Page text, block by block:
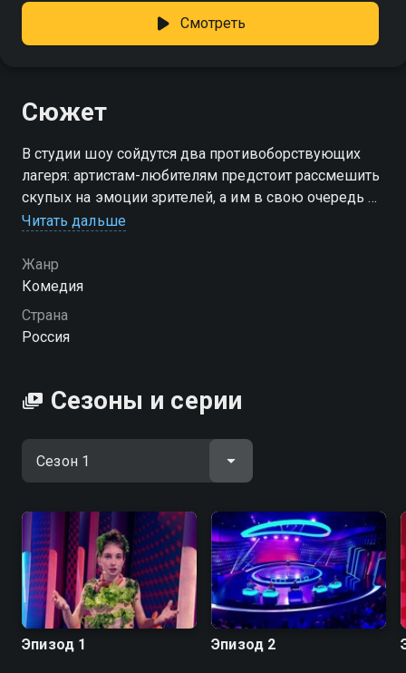
Смотреть
Сюжет
В студии шоу сойдутся два противоборствующих
лагеря: артистам-любителям предстоит рассмешить
скупых на эмоции зрителей, а им в свою очередь —
не рассмеяться. Деньги достанутся тем, кто лучше
Посмотреть онлайн 1 сезон сериала Русские не
смеются вы можете совершенно бесплатно в
хорошем HD качестве на Смотрёшке
Читать дальше
Жанр
Комедия
Страна
Россия
Сезоны и серии
Эпизод 1 Эпизод 2